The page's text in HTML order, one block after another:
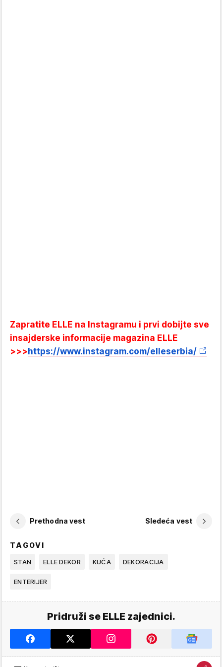
Zapratite ELLE na Instagramu i prvi dobijte sve
insajderske informacije magazina ELLE
>>>https://www.instagram.com/elleserbia/
Prethodna vest Sledeća vest
TAGOVI
STAN ELLE DEKOR KUĆA DEKORACIJA
ENTERIJER
Pridruži se ELLE zajednici.